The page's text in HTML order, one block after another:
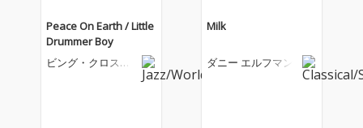
Peace On Earth / Little
Drummer Boy
ビング・クロスビ
Milk
ダニー エルフマン